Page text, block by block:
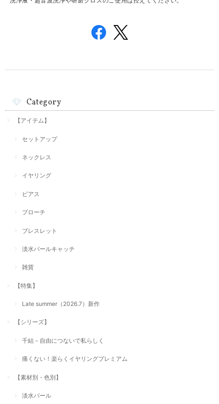
Category
【アイテム】
セットアップ
ネックレス
イヤリング
ピアス
ブローチ
ブレスレット
淡水パールキャッチ
雑貨
【特集】
Late summer（2026.7）新作
【シリーズ】
千結－自由につないで私らしく
痛くない！楽らくイヤリングプレミアム
【素材別・色別】
淡水パール